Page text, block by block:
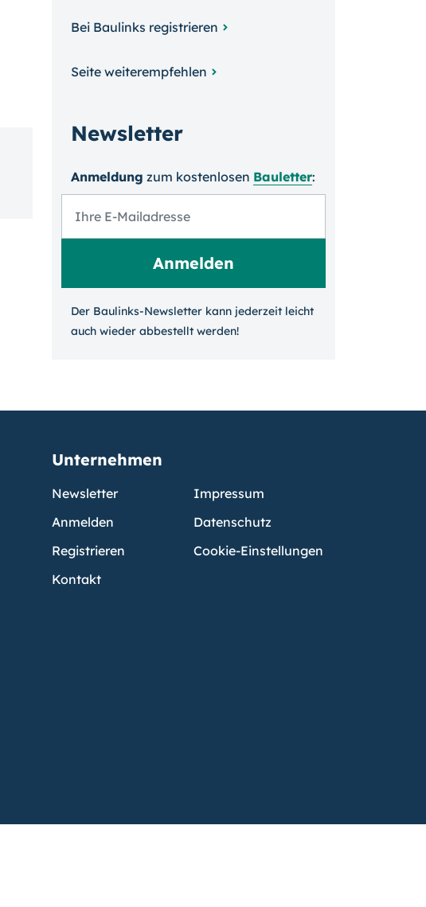
Bei Baulinks registrieren
Seite weiterempfehlen
Newsletter
Anmeldung zum kosten­losen Bauletter:
Der Baulinks-Newsletter kann jeder­zeit leicht
auch wieder ab­bestellt werden!
Unternehmen
Newsletter
Anmelden
Registrieren
Kontakt
Impressum
Datenschutz
Cookie-Einstellungen